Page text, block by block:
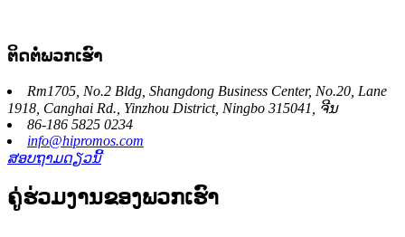
ຕິດ​ຕໍ່​ພວກ​ເຮົາ
Rm1705, No.2 Bldg, Shangdong Business Center, No.20, Lane
1918, Canghai Rd., Yinzhou District, Ningbo 315041, ຈີນ
86-186 5825 0234
info@hipromos.com
ສອບຖາມດຽວນີ້
ຄູ່ຮ່ວມງານຂອງພວກເຮົາ